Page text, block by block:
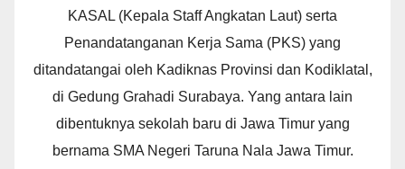
KASAL (Kepala Staff Angkatan Laut) serta
Penandatanganan Kerja Sama (PKS) yang
ditandatangai oleh Kadiknas Provinsi dan Kodiklatal,
di Gedung Grahadi Surabaya. Yang antara lain
dibentuknya sekolah baru di Jawa Timur yang
bernama SMA Negeri Taruna Nala Jawa Timur.